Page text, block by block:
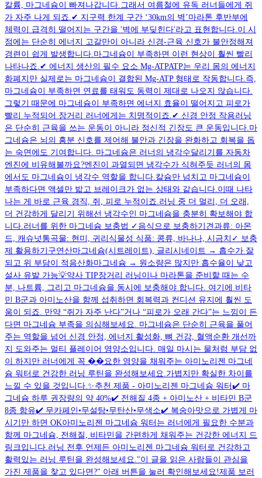
칼륨, 마그네슘이 빠져나갑니다.그래서 여름철에 유독 러너들에게 쥐
가 자주 나게 되죠.✔︎ 지구력 한계 구간 ‘30km의 벽’마라톤 후반부에
체력이 급격히 떨어지는 구간을 '벽에 부딪힌다'라고 표현합니다.이 시
점에는 단순히 에너지 고갈만이 아니라 신경-근육 신호가 불안정해져
경련이 쉽게 발생합니다.마그네슘이 부족하면 이런 현상이 훨씬 빨리
나타나죠.✔︎ 에너지 생산의 필수 요소 Mg-ATPATP는 우리 몸의 에너지
화폐지만 실제로는 마그네슘이 결합된 Mg-ATP 형태로 작동합니다.즉,
마그네슘이 부족하면 연료를 태워도 동력이 제대로 나오지 않습니다.
그렇기 때문에 마그네슘이 부족하면 에너지 효율이 떨어지고 피로가
빨리 누적되어 장거리 러너에게는 치명적이죠.✔︎ 신경 안정 작용러닝
은 단순히 근육을 쓰는 운동이 아니라 정신적 긴장도 큰 운동입니다.마
그네슘은 뇌의 흥분 신호를 제어해 불안과 긴장을 완화하고 회복을 돕
는 숙면에도 기여합니다. 마그네슘은 러너의 냉각수달리기를 자동차
엔진에 비유해볼까요?엔진이 과열되면 냉각수가 식혀주듯 러너의 몸
에서도 마그네슘이 냉각수 역할을 합니다.칼슘만 넘치고 마그네슘이
부족하다면 액셀만 밟고 브레이크가 없는 상태와 같습니다.이때 나타
나는 게 바로 근육 경직, 쥐, 피로 누적이죠.러닝 중 더 멀리, 더 오래,
더 건강하게 달리기 위해선 냉각수인 마그네슘을 충분히 확보해야 합
니다.러너를 위한 마그네슘 보충법 ✓음식으로 보충하기견과류: 아몬
드, 캐슈넛통곡물: 현미, 귀리식물성 식품: 콩류, 바나나, 시금치✓ 보충
제 활용하기구연산마그네슘(시트레이트), 글리시네이트 → 흡수가 잘
되고 위 부담이 적음산화마그네슘 → 원소량은 많지만 흡수율이 낮고
설사 유발 가능💡약사 TIP장거리 러닝이나 마라톤을 준비할 때는 수
분, 나트륨, 그리고 마그네슘을 동시에 보충해야 합니다. 여기에 비타
민 B군과 아미노산을 함께 섭취하면 회복력과 컨디션 유지에 훨씬 도
움이 되죠. 만약 “쥐가 자주 난다”거나 “피로가 오래 간다”는 느낌이 든
다면 마그네슘 부족을 의심해보세요. 마그네슘은 단순히 근육을 풀어
주는 역할을 넘어 신경 안정, 에너지 활성화, 뼈 건강, 혈액순환 개선까
지 도와주는 멀티 플레이어 영양소입니다. 매일 마시는 물처럼 부담 없
이 하지만 러너에게 꼭 ��요한 영양을 채워주는 아미노리젠 마그네
슘 워터로 건강한 러닝 루틴을 완성해보세요.가볍지만 확실한 차이를
느낄 수 있을 것입니다.✨추천 제품 - 아미노리젠 마그네슘 워터✔️ 마
그네슘 하루 권장량의 약 40%✔️ 전해질 4종 + 아미노산 + 비타민 B군
8종 함유✔️ 무카페인•무설탕•무탄산•무색소✔️ 복숭아맛으로 가볍게 마
시기만 하면 OK아미노리젠 마그네슘 워터는 러너에게 필요한 수분과
함께 마그네슘, 전해질, 비타민을 간편하게 채워주는 건강한 에너지 드
링크입니다.러닝 전후 언제든 아미노리젠 마그네슘 워터로 건강하고
활력있는 러닝 루틴을 완성해보세요."이 글을 읽은 사람들이 관심을
가진 제품을 찾고 있다면?" 아래 버튼을 눌러 확인해보세요!제품 보러